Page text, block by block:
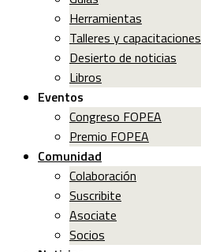
Herramientas
Talleres y capacitaciones
Desierto de noticias
Libros
Eventos
Congreso FOPEA
Premio FOPEA
Comunidad
Colaboración
Suscribite
Asociate
Socios